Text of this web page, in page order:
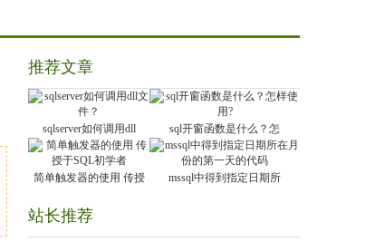
推荐文章
sqlserver如何调用dll sql开窗函数是什么？怎
简单触发器的使用 传授 mssql中得到指定日期所
站长推荐